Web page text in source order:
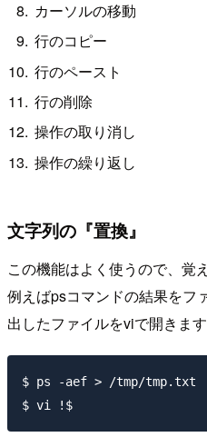
カーソルの移動
行のコピー
行のペースト
行の削除
操作の取り消し
操作の繰り返し
文字列の『置換』
この機能はよく使うので、覚
例えばpsコマンドの結果をフ
出したファイルをviで開きます
$ ps -aef > /tmp/tmp.txt